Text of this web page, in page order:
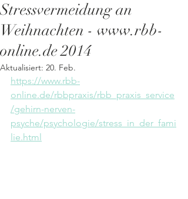
Stressvermeidung an
Weihnachten - www.rbb-
online.de 2014
Aktualisiert: 20. Feb.
https://www.rbb-
online.de/rbbpraxis/rbb_praxis_service
/gehirn-nerven-
psyche/psychologie/stress_in_der_fami
lie.html